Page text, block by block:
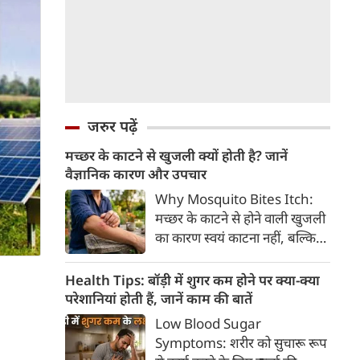
जरुर पढ़ें
मच्छर के काटने से खुजली क्यों होती है? जानें
वैज्ञानिक कारण और उपचार
Why Mosquito Bites Itch:
मच्छर के काटने से होने वाली खुजली
का कारण स्वयं काटना नहीं, बल्कि
प्रतिरक्षा प्रतिक्रिया है। हिस्टामिन के
निकलने से त्वचा पर लालिमा, सूजन
और खुजली होती है। यहां जानिए
मच्छर के काटने से खुजली क्यों होती
है, इसके पीछे का वैज्ञानिक कारण
Health Tips: बॉड़ी में शुगर कम होने पर क्या-क्या
परेशानियां होती हैं, जानें काम की बातें
Low Blood Sugar
Symptoms: शरीर को सुचारू रूप